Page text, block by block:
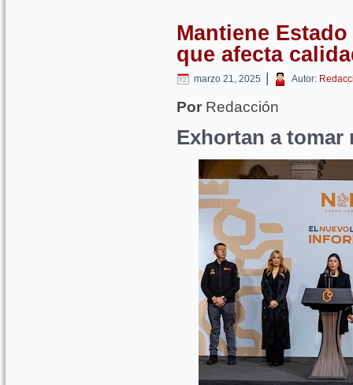
Mantiene
que afecta
marzo 21, 2025 | Autor:
Por Redacción
Exhortan a tomar